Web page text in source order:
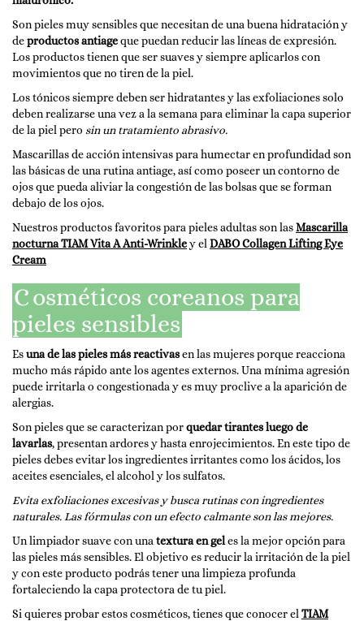
Son pieles muy sensibles que necesitan de una buena hidratación y
deproductos antiageque puedan reducir las líneas de expresión.
Los productos tienen que ser suaves y siempre aplicarlos con
movimientos que no tiren de la piel.
Los tónicos siempre deben ser hidratantes y las exfoliaciones solo
deben realizarse una vez a la semana para eliminar la capa superior
de la piel pero sin un tratamiento abrasivo.
Mascarillas de acción intensivas para humectar en profundidad son
las básicas de una rutina antiage, así como poseer un contorno de
ojos que pueda aliviar la congestión de las bolsas que se forman
debajo de los ojos.
Nuestros productos favoritos para pieles adultas son lasMascarilla
nocturna TIAM Vita A Anti-Wrinkley el DABO Collagen Lifting Eye
Cream
Cosméticos coreanos para
pieles sensibles
Esuna de las pieles más reactivasen las mujeres porque reacciona
mucho más rápido ante los agentes externos. Una mínima agresión
puede irritarla o congestionada y es muy proclive a la aparición de
alergias.
Son pieles que se caracterizan porquedar tirantes luego de
lavarlas, presentan ardores y hasta enrojecimientos. En este tipo de
pieles debes evitar los ingredientes irritantes como los ácidos, los
aceites esenciales, el alcohol y los sulfatos.
Evita exfoliaciones excesivas y busca rutinas con ingredientes
naturales. Las fórmulas con un efecto calmante son las mejores.
Un limpiador suave con una textura en geles la mejor opción para
las pieles más sensibles. El objetivo es reducir la irritación de la piel
y con este producto podrás tener una limpieza profunda
fortaleciendo la capa protectora de tu piel.
Si quieres probar estos cosméticos, tienes que conocer el TIAM